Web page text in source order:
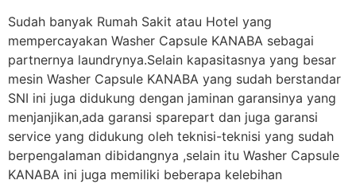
Sudah banyak Rumah Sakit atau Hotel yang
mempercayakan Washer Capsule KANABA sebagai
partnernya laundrynya.Selain kapasitasnya yang besar
mesin Washer Capsule KANABA yang sudah berstandar
SNI ini juga didukung dengan jaminan garansinya yang
menjanjikan,ada garansi sparepart dan juga garansi
service yang didukung oleh teknisi-teknisi yang sudah
berpengalaman dibidangnya ,selain itu Washer Capsule
KANABA ini juga memiliki beberapa kelebihan